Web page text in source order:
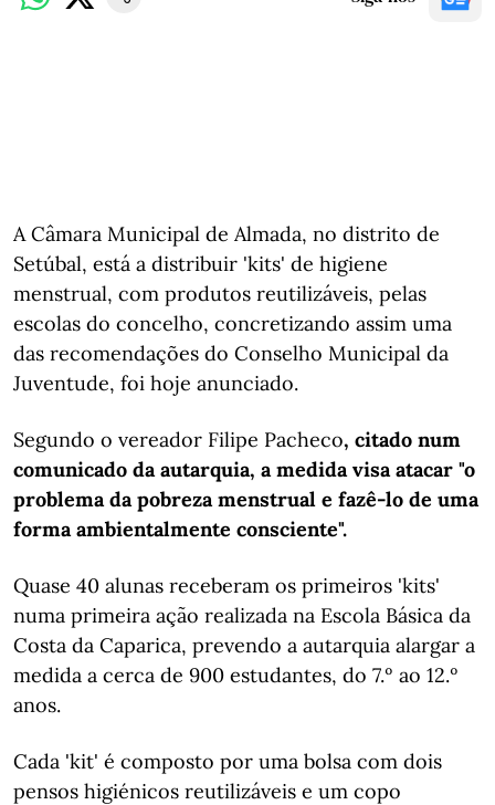
A Câmara Municipal de Almada, no distrito de
Setúbal, está a distribuir 'kits' de higiene
menstrual, com produtos reutilizáveis, pelas
escolas do concelho, concretizando assim uma
das recomendações do Conselho Municipal da
Juventude, foi hoje anunciado.
Segundo o vereador Filipe Pacheco, citado num
comunicado da autarquia, a medida visa atacar "o
problema da pobreza menstrual e fazê-lo de uma
forma ambientalmente consciente".
Quase 40 alunas receberam os primeiros 'kits'
numa primeira ação realizada na Escola Básica da
Costa da Caparica, prevendo a autarquia alargar a
medida a cerca de 900 estudantes, do 7.º ao 12.º
anos.
Cada 'kit' é composto por uma bolsa com dois
pensos higiénicos reutilizáveis e um copo